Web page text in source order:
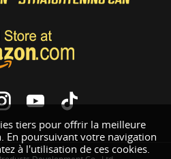
tiers pour offrir la meilleure
En poursuivant votre navigation
à l'utilisation de ces cookies.